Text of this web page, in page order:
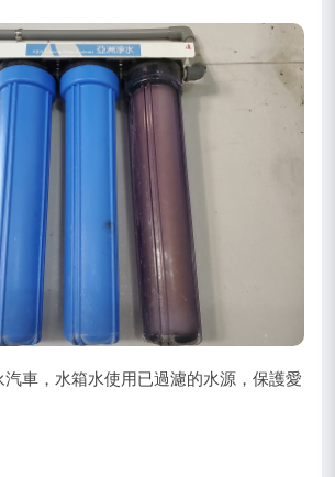
車，水箱水使用已過濾的水源，保護愛